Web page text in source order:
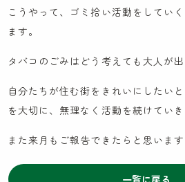
こうやって、ゴミ拾い活動をしてい
ます。
タバコのごみはどう考えても大人が
自分たちが住む街をきれいにしたい
を大切に、無理なく活動を続けていき
また来月もご報告できたらと思います